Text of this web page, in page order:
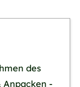
des
Anpacken -